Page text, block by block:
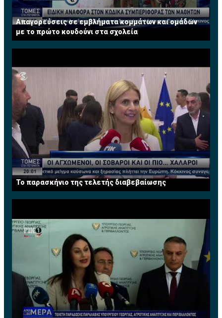
Απαγορεύσεις σε εμβλήματα κομμάτων και ομάδων
με το πρώτο κουδούνι στα σχολεία
Το παρασκήνιο της τελετής διαβεβαίωσης